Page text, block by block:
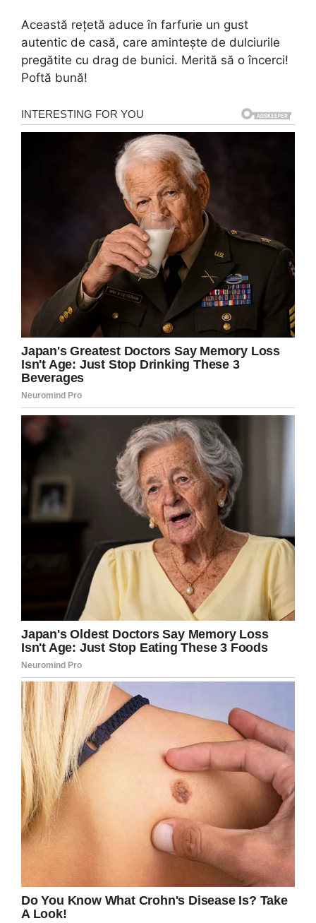
Această rețetă aduce în farfurie un gust
autentic de casă, care amintește de dulciurile
pregătite cu drag de bunici. Merită să o încerci!
Poftă bună!